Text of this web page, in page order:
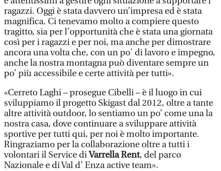
ragazzi. Oggi è stata davvero un’impresa ed è stata
magnifica. Ci tenevamo molto a compiere questo
tragitto, sia per l’opportunità che è stata una giornata
così per i ragazzi e per noi, ma anche per dimostrare
ancora una volta che, con un po' di lavoro e impegno,
anche la nostra montagna può diventare sempre un
po’ più accessibile e certe attività per tutti».
«Cerreto Laghi – prosegue Cibelli – è il luogo in cui
sviluppiamo il progetto Skigast dal 2012, oltre a tante
altre attività outdoor, lo sentiamo un po’ come una la
nostra casa, dove continuare a sviluppare attività
sportive per tutti qui, per noi è molto importante.
Ringraziamo per la collaborazione oltre a tutti i
volontari il Service diVarrella Rent, del parco
Nazionale e di Val d’ Enza active team».